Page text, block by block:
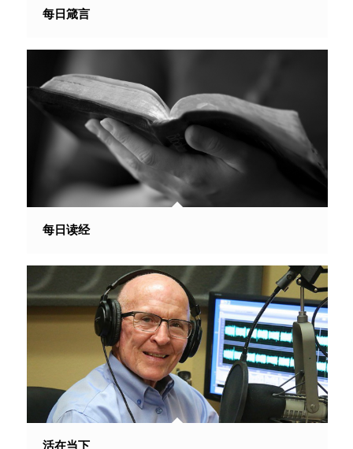
每日箴言
每日读经
活在当下